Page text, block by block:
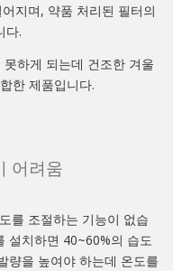
지며, 약품 처리된 필터의
다.
하게 되는데 건조한 겨울
한 제품입니다.
어려움
를 조절하는 기능이 없습
설치하면 40~60%의 습도
량을 높여야 하는데 온도를